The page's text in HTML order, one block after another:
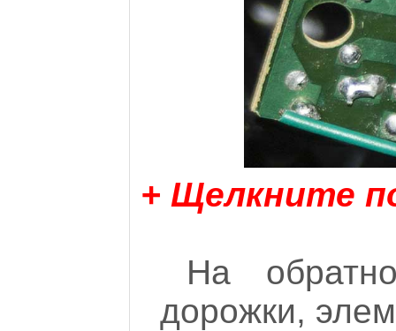
+ Щелкните
На
дорожки,